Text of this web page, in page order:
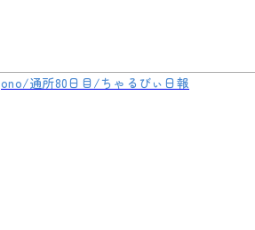
ono/通所80日目/ちゃるびぃ日報